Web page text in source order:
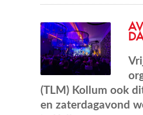
(TLM) Kollum ook
en zaterdagavond